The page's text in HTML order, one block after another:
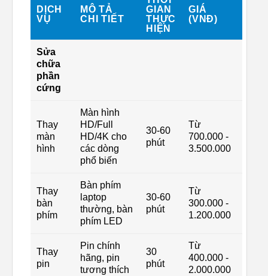
DỊCH
VỤ
MÔ TẢ
CHI TIẾT
GIAN
THỰC
HIỆN
GIÁ
(VNĐ)
Sửa
chữa
phần
cứng
Thay
màn
hình
Màn hình
HD/Full
HD/4K cho
các dòng
phổ biến
30-60
phút
Từ
700.000 -
3.500.000
Thay
bàn
phím
Bàn phím
laptop
thường, bàn
phím LED
30-60
phút
Từ
300.000 -
1.200.000
Thay
pin
Pin chính
hãng, pin
tương thích
30
phút
Từ
400.000 -
2.000.000